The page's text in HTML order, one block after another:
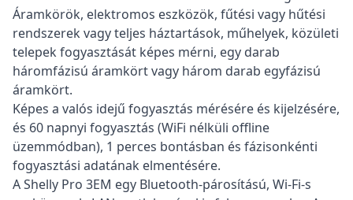
Áramkörök, elektromos eszközök, fűtési vagy hűtési
rendszerek vagy teljes háztartások, műhelyek, közületi
telepek fogyasztását képes mérni, egy darab
háromfázisú áramkört vagy három darab egyfázisú
áramkört.
Képes a valós idejű fogyasztás mérésére és kijelzésére,
és 60 napnyi fogyasztás (WiFi nélküli offline
üzemmódban), 1 perces bontásban és fázisonkénti
fogyasztási adatának elmentésére.
A Shelly Pro 3EM egy Bluetooth-párosítású, Wi-Fi-s